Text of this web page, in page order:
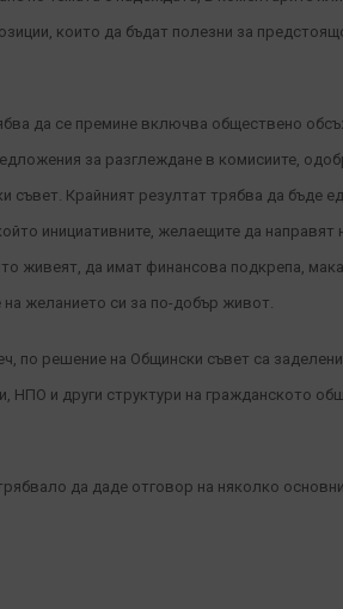
които да бъдат полезни за
да се премине включва обществено
за разглеждане в комисиите,
съвет. Крайният резултат трябва да бъде
инициативните, желаещите да направят
живеят, да имат финансова подкрепа,
желанието си за по-добър живот.
по решение на Общински съвет са
НПО и други структури на гражданското
да даде отговор на няколко основни